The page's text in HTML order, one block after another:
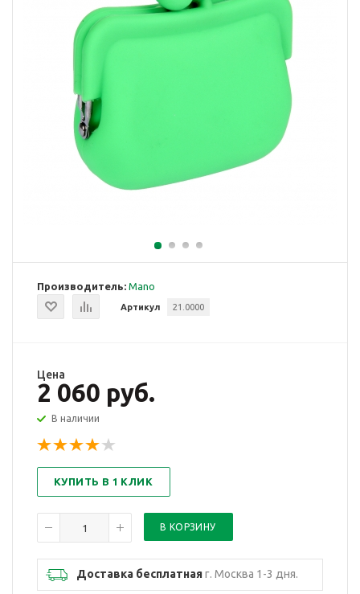
Производитель: Mano
Артикул 21.0000
Цена
2 060 руб.
В наличии
КУПИТЬ В 1 КЛИК
Доставка бесплатнаяг. Москва 1-3 дня.